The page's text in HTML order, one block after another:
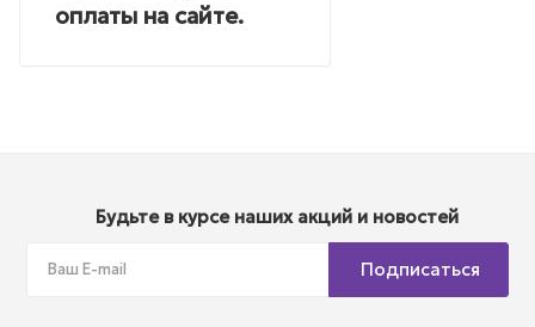
оплаты на сайте.
Будьте в курсе наших акций и новостей
Подписаться